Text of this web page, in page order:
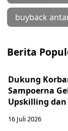
buyback
Berita
Dukung
Sampoerna
Upskilling
16 Juli 2026